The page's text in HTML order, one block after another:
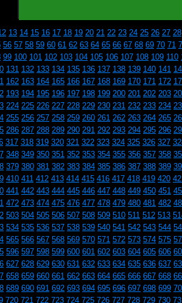
13 14 15 16 17 18 19 20 21 22 23 24 25 26 27 28
56 57 58 59 60 61 62 63 64 65 66 67 68 69 70 71
99 100 101 102 103 104 105 106 107 108 109 110
131 132 133 134 135 136 137 138 139 140 141
162 163 164 165 166 167 168 169 170 171 172
193 194 195 196 197 198 199 200 201 202 203
224 225 226 227 228 229 230 231 232 233 234
255 256 257 258 259 260 261 262 263 264 265
286 287 288 289 290 291 292 293 294 295 296
317 318 319 320 321 322 323 324 325 326 327
348 349 350 351 352 353 354 355 356 357 358
379 380 381 382 383 384 385 386 387 388 389
410 411 412 413 414 415 416 417 418 419 420
441 442 443 444 445 446 447 448 449 450 451
472 473 474 475 476 477 478 479 480 481 482
503 504 505 506 507 508 509 510 511 512 513
534 535 536 537 538 539 540 541 542 543 544
565 566 567 568 569 570 571 572 573 574 575
596 597 598 599 600 601 602 603 604 605 606
627 628 629 630 631 632 633 634 635 636 637
658 659 660 661 662 663 664 665 666 667 668
689 690 691 692 693 694 695 696 697 698 699
720 721 722 723 724 725 726 727 728 729 730